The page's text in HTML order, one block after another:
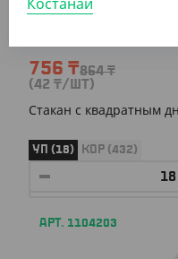
756 ₸864₸
(42 ₸/ШТ)
Стакан c квадратным
УП (18) КОР (432)
АРТ. 1104203